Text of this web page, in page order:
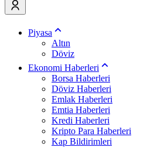
Piyasa
Altın
Döviz
Ekonomi Haberleri
Borsa Haberleri
Döviz Haberleri
Emlak Haberleri
Emtia Haberleri
Kredi Haberleri
Kripto Para Haberleri
Kap Bildirimleri